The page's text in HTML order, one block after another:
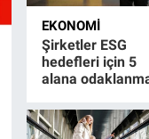
EKONOMI
Şirketler ESG
hedefleri için 5
alana